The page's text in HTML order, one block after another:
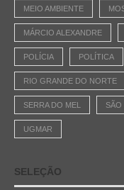
MEIO AMBIENTE
MÁRCIO ALEXANDRE
POLÍCIA POLÍTICA
RIO GRANDE DO NORTE
SERRA DO MEL SÃO
UGMAR
SELEÇÃO